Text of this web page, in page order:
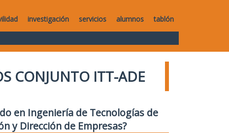
investigación servicios alumnos tablón
CONJUNTO ITT-ADE
en Ingeniería de Tecnologías de
y Dirección de Empresas?